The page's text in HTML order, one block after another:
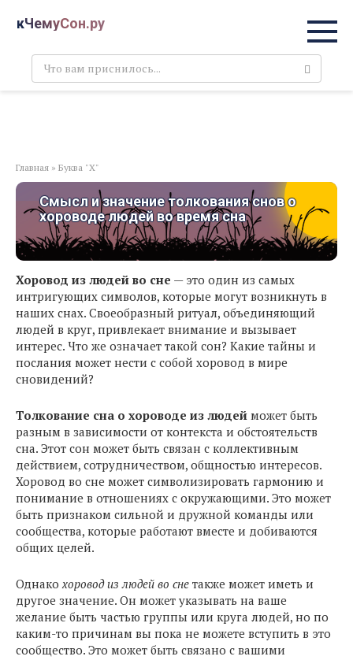
кЧемуСон.ру
Поиск:
Главная » Буква "Х"
Смысл и значение толкования снов о
хороводе людей во время сна
Хоровод из людей во сне — это один из самых
интригующих символов, которые могут возникнуть в
наших снах. Своеобразный ритуал, объединяющий
людей в круг, привлекает внимание и вызывает
интерес. Что же означает такой сон? Какие тайны и
послания может нести с собой хоровод в мире
сновидений?
Толкование сна о хороводе из людей может быть
разным в зависимости от контекста и обстоятельств
сна. Этот сон может быть связан с коллективным
действием, сотрудничеством, общностью интересов.
Хоровод во сне может символизировать гармонию и
понимание в отношениях с окружающими. Это может
быть признаком сильной и дружной команды или
сообщества, которые работают вместе и добиваются
общих целей.
Однакохоровод из людей во сне также может иметь и
другое значение. Он может указывать на ваше
желание быть частью группы или круга людей, но по
каким-то причинам вы пока не можете вступить в это
сообщество. Это может быть связано с вашими